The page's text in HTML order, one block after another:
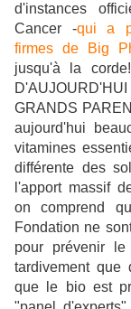
d'instances
Cancer -qui a
firmes de Big
jusqu'à la
GRANDS
aujourd'hui
vitamines
différente des
l'apport massif
on comprend
Fondation ne
pour prévenir
tardivement que
que le bio est